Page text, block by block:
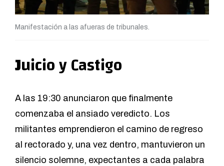
Manifestación a las afueras de tribunales.
Juicio y Castigo
A las 19:30 anunciaron que finalmente
comenzaba el ansiado veredicto. Los
militantes emprendieron el camino de regreso
al rectorado y, una vez dentro, mantuvieron un
silencio solemne, expectantes a cada palabra